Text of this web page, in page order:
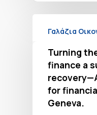
Γαλάζια
Turning
finance a
for
Geneva.